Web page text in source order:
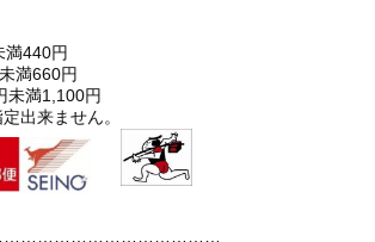
満440円
満660円
未満1,100円
出来ません。